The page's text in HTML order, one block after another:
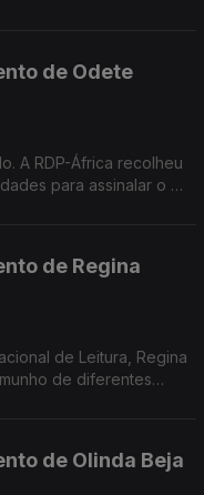
de Odete
A RDP-África recolheu
para assinalar o 5
de Regina
de Leitura, Regina
de diferentes
de Olinda Beja